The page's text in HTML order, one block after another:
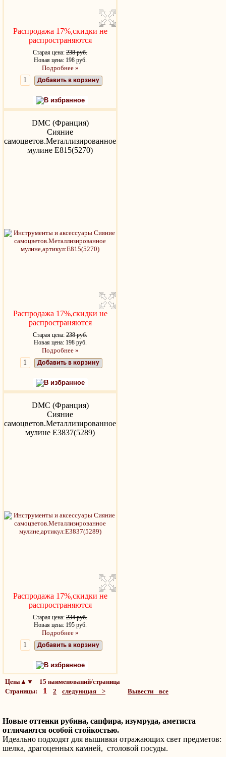
Распродажа 17%,скидки не
распространяются
Старая цена: 238 руб.
Новая цена: 198 руб.
Подробнее »
Добавить в корзину
В избранное
DMC (Франция)
Сияние
самоцветов.Металлизированное
мулине Е815(5270)
Распродажа 17%,скидки не
распространяются
Старая цена: 238 руб.
Новая цена: 198 руб.
Подробнее »
Добавить в корзину
В избранное
DMC (Франция)
Сияние
самоцветов.Металлизированное
мулине Е3837(5289)
Распродажа 17%,скидки не
распространяются
Старая цена: 234 руб.
Новая цена: 195 руб.
Подробнее »
Добавить в корзину
В избранное
Цена▲▼ 15 наименований/страница
Страницы: 1 2 следующая > Вывести все
Новые оттенки рубина, сапфира, изумруда, аметиста
отличаются особой стойкостью.
Идеально подходят для вышивки отражающих свет предметов:
шелка, драгоценных камней, столовой посуды.